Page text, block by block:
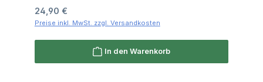
Regulärer Preis:
24,90 €
Preise inkl. MwSt. zzgl. Versandkosten
In den Warenkorb